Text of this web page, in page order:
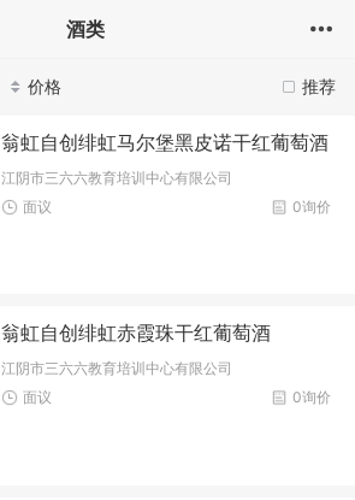
酒类
推荐
价格
翁虹自创绯虹马尔堡黑皮诺干红葡萄酒
江阴市三六六教育培训中心有限公司
0询价
面议
翁虹自创绯虹赤霞珠干红葡萄酒
江阴市三六六教育培训中心有限公司
0询价
面议